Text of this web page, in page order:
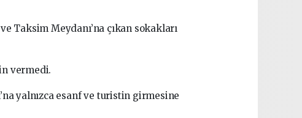
Taksim Meydanı’na çıkan sokakları
vermedi.
yalnızca esanf ve turistin girmesine